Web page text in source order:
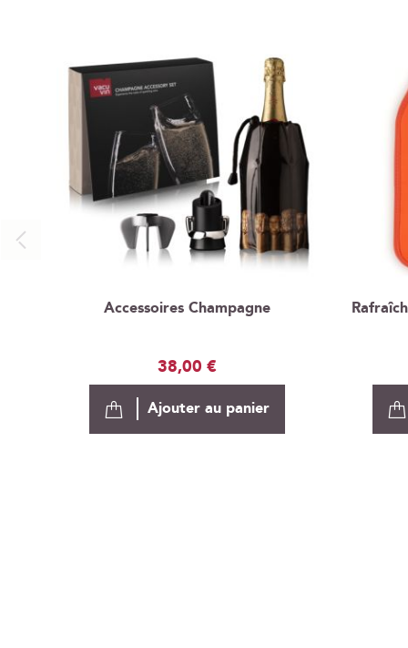
Accessoires Champagne
38,00 €
Ajouter au panier